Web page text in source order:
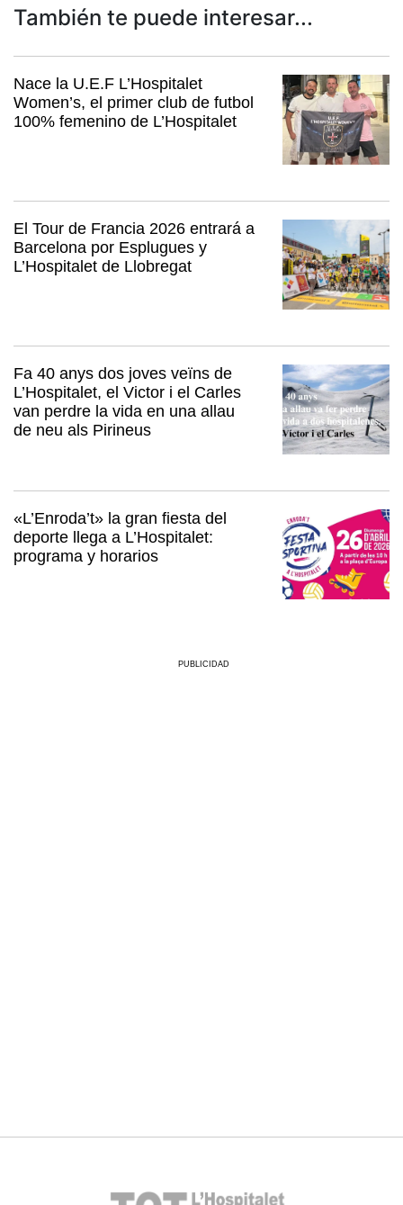
También te puede interesar...
Nace la U.E.F L’Hospitalet
Women’s, el primer club de futbol
100% femenino de L’Hospitalet
El Tour de Francia 2026 entrará a
Barcelona por Esplugues y
L’Hospitalet de Llobregat
Fa 40 anys dos joves veïns de
L’Hospitalet, el Victor i el Carles
van perdre la vida en una allau
de neu als Pirineus
«L’Enroda’t» la gran fiesta del
deporte llega a L’Hospitalet:
programa y horarios
PUBLICIDAD